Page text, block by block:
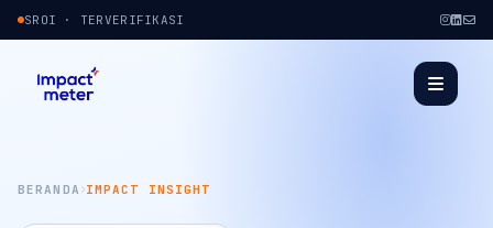
SROI · TERVERIFIKASI
BERANDA IMPACT INSIGHT